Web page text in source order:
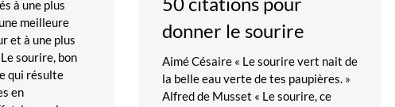
donner le sourire
Aimé Césaire « Le sourire vert nait de
la belle eau verte de tes paupières. »
Alfred de Musset « Le sourire, ce
à une plus
meilleure
et à une plus
sourire, bon
qui résulte
en